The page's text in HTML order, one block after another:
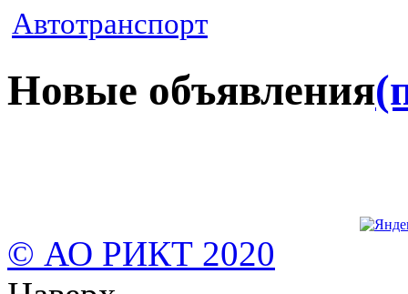
Автотранспорт
Новые объявления
© АО РИКТ 2020